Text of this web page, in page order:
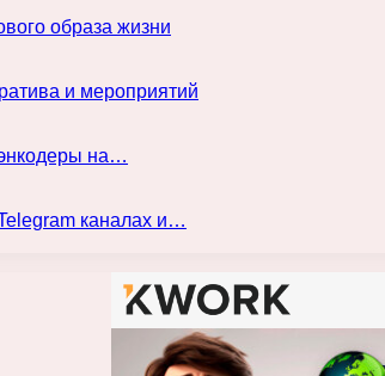
образа жизни
и мероприятий
на…
каналах и…